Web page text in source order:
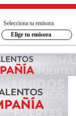
Selecciona tu emisora
Elige tu emisora